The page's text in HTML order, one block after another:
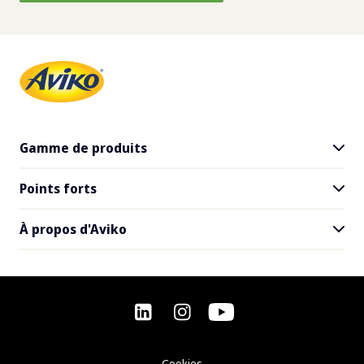
Gamme de produits
Tous les produits
SuperCrunch
Points forts
Inspiration pour les restaurants
À propos d'Aviko
Contact
Questions fréquemment posées